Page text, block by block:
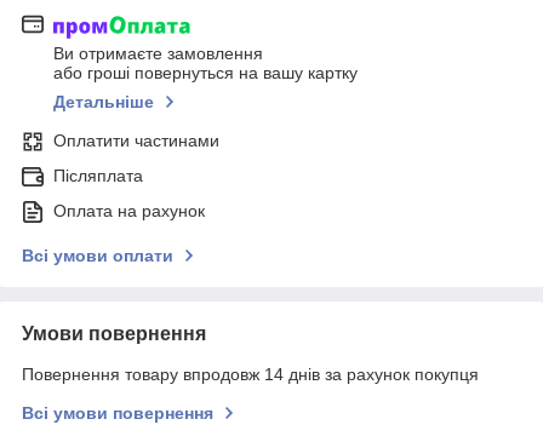
Ви отримаєте замовлення
або гроші повернуться на вашу картку
Детальніше
Оплатити частинами
Післяплата
Оплата на рахунок
Всі умови оплати
Умови повернення
Повернення товару впродовж 14 днів за рахунок покупця
Всі умови повернення